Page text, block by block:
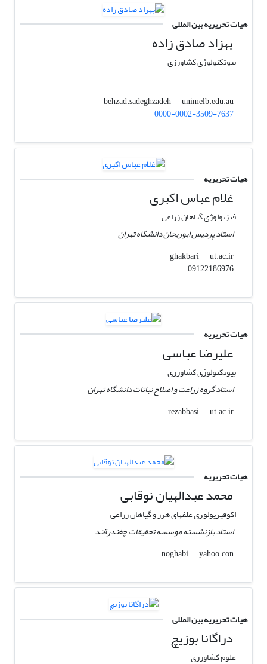
هیات تحریریه بین المللی
بهزاد صادق زاده
بیوتکنولوژی کشاورزی
behzad.sadeghzadeh
unimelb.edu.au
0000-0002-3509-7637
هیات تحریریه
غلام عباس اکبری
فیزیولوژی گیاهان زراعی
استاد پردیس ابوریحان دانشگاه تهران
ghakbari
ut.ac.ir
09122186976
هیات تحریریه
علیرضا عباسی
بیوتکنولوژی کشاورزی
استاد گروه زراعت و اصلاح نباتات دانشگاه تهران
rezabbasi
ut.ac.ir
هیات تحریریه
محمد عبدالهیان نوقابی
اکوفیزیولو‍ژی علفهای هرز و گیاهان زراعی
استاد بازنشسته موسسه تحقیقات چغندرقند
noghabi
yahoo.con
هیات تحریریه بین المللی
دراگانا بوزیچ
علوم کشاورزی